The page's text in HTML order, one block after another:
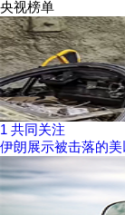
央视榜单
1 共同关注
伊朗展示被击落的